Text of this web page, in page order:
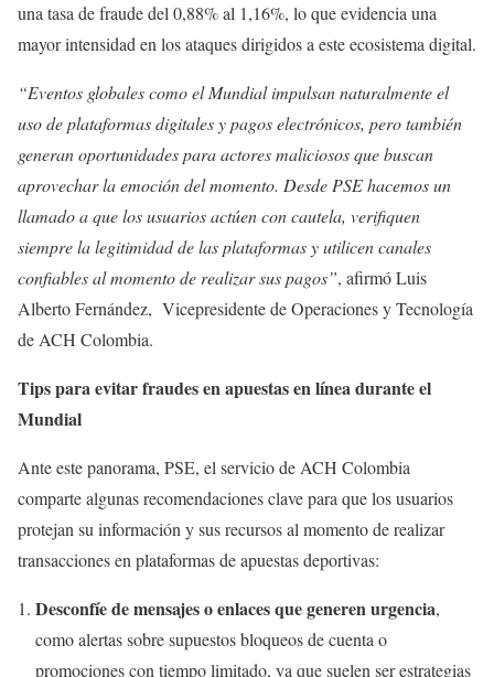
una tasa de fraude del 0,88% al 1,16%, lo que evidencia una
mayor intensidad en los ataques dirigidos a este ecosistema digital.
“Eventos globales como el Mundial impulsan naturalmente el
uso de plataformas digitales y pagos electrónicos, pero también
generan oportunidades para actores maliciosos que buscan
aprovechar la emoción del momento. Desde PSE hacemos un
llamado a que los usuarios actúen con cautela, verifiquen
siempre la legitimidad de las plataformas y utilicen canales
confiables al momento de realizar sus pagos”, afirmó Luis
Alberto Fernández, Vicepresidente de Operaciones y Tecnología
de ACH Colombia.
Tips para evitar fraudes en apuestas en línea durante el
Mundial
Ante este panorama, PSE, el servicio de ACH Colombia
comparte algunas recomendaciones clave para que los usuarios
protejan su información y sus recursos al momento de realizar
transacciones en plataformas de apuestas deportivas:
Desconfíe de mensajes o enlaces que generen urgencia,
como alertas sobre supuestos bloqueos de cuenta o
promociones con tiempo limitado, ya que suelen ser estrategias